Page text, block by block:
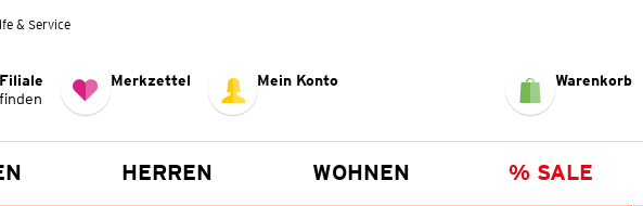
& Service
Merkzettel Mein Konto Warenkorb
HERREN WOHNEN % SALE